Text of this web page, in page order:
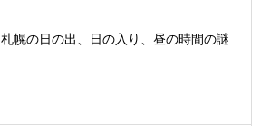
札幌の日の出、日の入り、昼の時間の謎